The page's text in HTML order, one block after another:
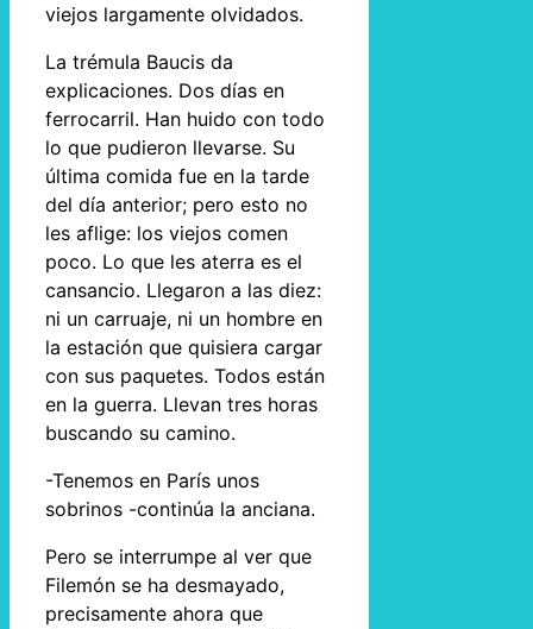
viejos largamente olvidados.
La trémula Baucis da
explicaciones. Dos días en
ferrocarril. Han huido con todo
lo que pudieron llevarse. Su
última comida fue en la tarde
del día anterior; pero esto no
les aflige: los viejos comen
poco. Lo que les aterra es el
cansancio. Llegaron a las diez:
ni un carruaje, ni un hombre en
la estación que quisiera cargar
con sus paquetes. Todos están
en la guerra. Llevan tres horas
buscando su camino.
-Tenemos en París unos
sobrinos -continúa la anciana.
Pero se interrumpe al ver que
Filemón se ha desmayado,
precisamente ahora que